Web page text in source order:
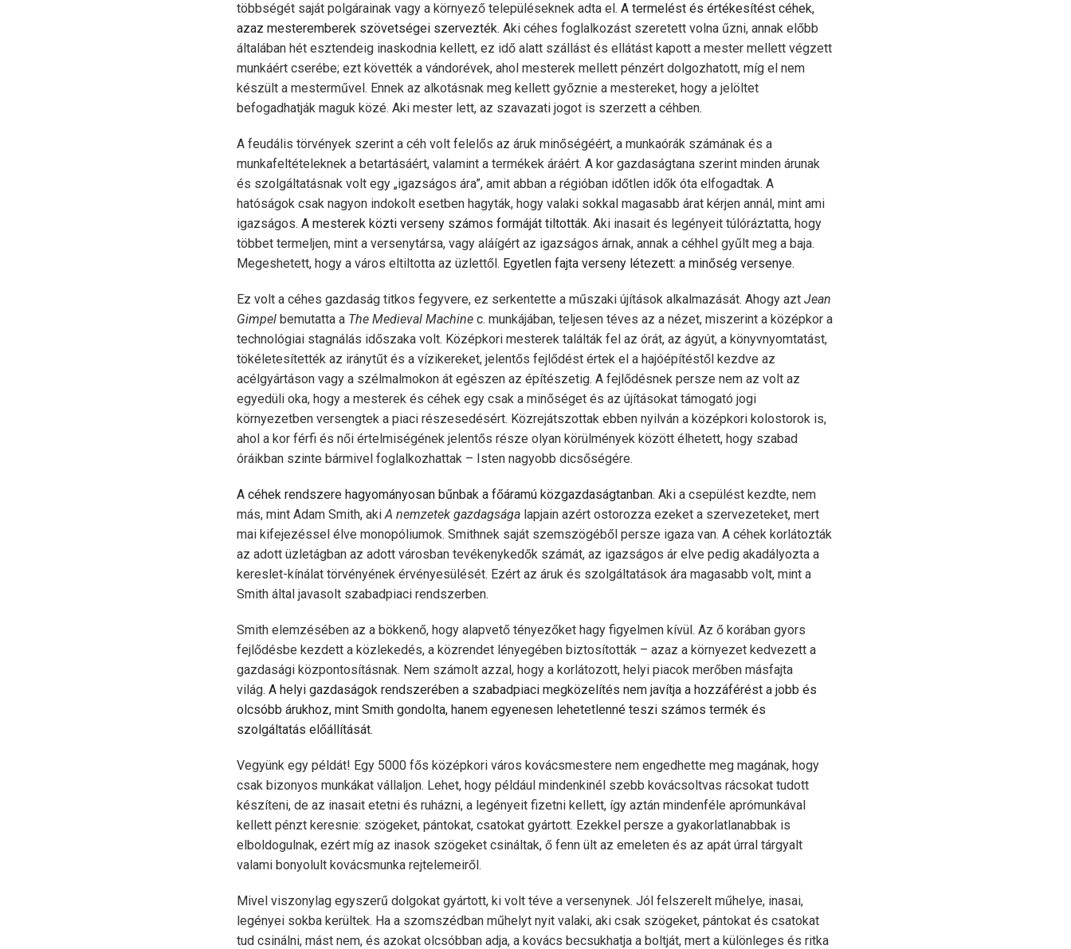
többségét saját polgárainak vagy a környező településeknek adta el. A termelést és értékesítést céhek,
azaz mesteremberek szövetségei szervezték. Aki céhes foglalkozást szeretett volna űzni, annak előbb
általában hét esztendeig inaskodnia kellett, ez idő alatt szállást és ellátást kapott a mester mellett végzett
munkáért cserébe; ezt követték a vándorévek, ahol mesterek mellett pénzért dolgozhatott, míg el nem
készült a mesterművel. Ennek az alkotásnak meg kellett győznie a mestereket, hogy a jelöltet
befogadhatják maguk közé. Aki mester lett, az szavazati jogot is szerzett a céhben.
A feudális törvények szerint a céh volt felelős az áruk minőségéért, a munkaórák számának és a
munkafeltételeknek a betartásáért, valamint a termékek áráért. A kor gazdaságtana szerint minden árunak
és szolgáltatásnak volt egy „igazságos ára”, amit abban a régióban időtlen idők óta elfogadtak. A
hatóságok csak nagyon indokolt esetben hagyták, hogy valaki sokkal magasabb árat kérjen annál, mint ami
igazságos. A mesterek közti verseny számos formáját tiltották. Aki inasait és legényeit túlóráztatta, hogy
többet termeljen, mint a versenytársa, vagy aláígért az igazságos árnak, annak a céhhel gyűlt meg a baja.
Megeshetett, hogy a város eltiltotta az üzlettől. Egyetlen fajta verseny létezett: a minőség versenye.
Ez volt a céhes gazdaság titkos fegyvere, ez serkentette a műszaki újítások alkalmazását. Ahogy azt Jean
Gimpel bemutatta a The Medieval Machine c. munkájában, teljesen téves az a nézet, miszerint a középkor a
technológiai stagnálás időszaka volt. Középkori mesterek találták fel az órát, az ágyút, a könyvnyomtatást,
tökéletesítették az iránytűt és a vízikereket, jelentős fejlődést értek el a hajóépítéstől kezdve az
acélgyártáson vagy a szélmalmokon át egészen az építészetig. A fejlődésnek persze nem az volt az
egyedüli oka, hogy a mesterek és céhek egy csak a minőséget és az újításokat támogató jogi
környezetben versengtek a piaci részesedésért. Közrejátszottak ebben nyilván a középkori kolostorok is,
ahol a kor férfi és női értelmiségének jelentős része olyan körülmények között élhetett, hogy szabad
óráikban szinte bármivel foglalkozhattak – Isten nagyobb dicsőségére.
A céhek rendszere hagyományosan bűnbak a főáramú közgazdaságtanban. Aki a csepülést kezdte, nem
más, mint Adam Smith, akiA nemzetek gazdagsága lapjain azért ostorozza ezeket a szervezeteket, mert
mai kifejezéssel élve monopóliumok. Smithnek saját szemszögéből persze igaza van. A céhek korlátozták
az adott üzletágban az adott városban tevékenykedők számát, az igazságos ár elve pedig akadályozta a
kereslet-kínálat törvényének érvényesülését. Ezért az áruk és szolgáltatások ára magasabb volt, mint a
Smith által javasolt szabadpiaci rendszerben.
Smith elemzésében az a bökkenő, hogy alapvető tényezőket hagy figyelmen kívül. Az ő korában gyors
fejlődésbe kezdett a közlekedés, a közrendet lényegében biztosították – azaz a környezet kedvezett a
gazdasági központosításnak. Nem számolt azzal, hogy a korlátozott, helyi piacok merőben másfajta
világ. A helyi gazdaságok rend­szeré­ben a szabadpiaci megközelítés nem javítja a hozzáférést a jobb és
olcsóbb árukhoz, mint Smith gondolta, hanem egyenesen lehetetlenné teszi számos termék és
szolgáltatás előállítását.
Vegyünk egy példát! Egy 5000 fős középkori város kovácsmestere nem engedhette meg magának, hogy
csak bizonyos munkákat vál­lal­jon. Lehet, hogy például mindenkinél szebb kovácsoltvas rácsokat tu­dott
készíteni, de az inasait etetni és ruházni, a legényeit fizetni kellett, így aztán mindenféle aprómunkával
kellett pénzt keresnie: szögeket, pántokat, csatokat gyártott. Ezekkel persze a gyakorlatlanabbak is
elboldogulnak, ezért míg az inasok szögeket csináltak, ő fenn ült az emeleten és az apát úrral tárgyalt
valami bonyolult kovácsmunka rejtelemeiről.
Mivel viszonylag egyszerű dolgokat gyártott, ki volt téve a versenynek. Jól felszerelt műhelye, inasai,
legényei sokba kerültek. Ha a szomszédban műhelyt nyit valaki, aki csak szögeket, pántokat és csatokat
tud csinálni, mást nem, és azokat olcsóbban adja, a kovács becsukhatja a boltját, mert a különleges és ritka